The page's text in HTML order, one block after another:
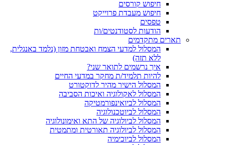
חיפוש קורסים
חיפוש מעבדת פרוייקט
טפסים
הודעות לסטודנטים/ות
תארים מתקדמים
המסלול למדעי הצמח ואבטחת מזון (נלמד באנגלית,
ללא תזה)
איך נרשמים לתואר שני?
להיות תלמיד/ת מחקר במדעי החיים
המסלול הישיר מהיר לדוקטורט
המסלול לאקולוגיה ואיכות הסביבה
המסלול לביואינפורמטיקה
המסלול לביוטכנולוגיה
המסלול לביולוגיה של התא ואימונולוגיה
המסלול לביולוגיה תאורטית ומתמטית
המסלול לביוכימיה